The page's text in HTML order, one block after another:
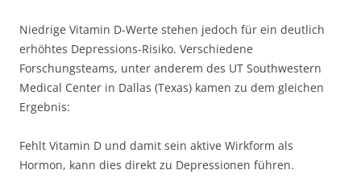
Niedrige Vitamin D-Werte stehen jedoch für ein deutlich
erhöhtes Depressions-Risiko. Verschiedene
Forschungsteams, unter anderem des UT Southwestern
Medical Center in Dallas (Texas) kamen zu dem gleichen
Ergebnis:
Fehlt Vitamin D und damit sein aktive Wirkform als
Hormon, kann dies direkt zu Depressionen führen.